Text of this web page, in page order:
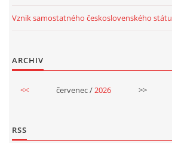
SVATÁ KATEŘINA 25.LISTOPADU
MIKULÁŠ, ČERTI
MASOPUST
Vznik samostatného československého státu
ARCHIV
<< červenec /2026 >>
RSS